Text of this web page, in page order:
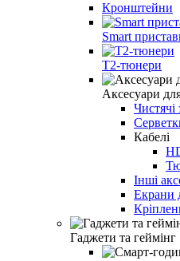
Кронштейни
Smart
Т2-тюнери
Аксесуари для
Чистячі
Кабелі
Інші
Екрани
Гаджети та геймінг